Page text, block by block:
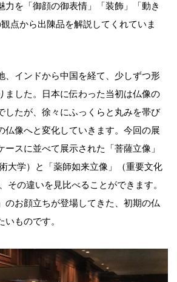
力を「御顔の御表情」「装飾」「動き
観点から出陳品を解説してくれていま
、インドから中国を経て、少しずつ形
ました。日本に伝わった当初は仏像の
したが、徐々にふっくらと丸みを帯び
仏像へと変化していきます。今回の展
ースに並べて展示された「菩薩立像」
大学）と「薬師如来立像」（重要文化
その違いを見比べることができます。
のお顔立ちが登場してきた、初期の仏
ものです。